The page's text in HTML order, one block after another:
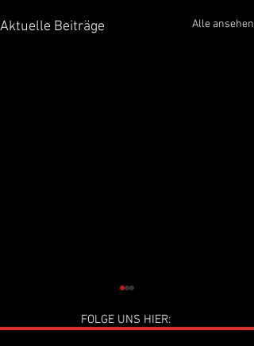
Aktuelle Beiträge Alle ansehen
FOLGE UNS HIER: